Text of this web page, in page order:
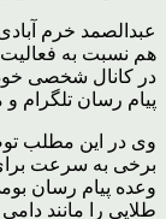
عبدالصمد خرم‌
هم نسبت به
در کانال شخصی خود
پیام رسان‌
وی در این مطلب
برخی به سرعت
وعده پیام رسان